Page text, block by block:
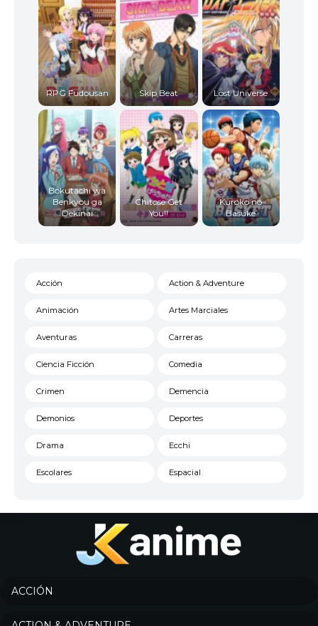
RPG Fudousan Skip Beat Lost Universe
Bokutachi wa
Benkyou ga
Dekinai
Chitose Get
You!!
Kuroko no
Basuke
Acción Action & Adventure
Animación Artes Marciales
Aventuras Carreras
Ciencia Ficción Comedia
Crimen Demencia
Demonios Deportes
Drama Ecchi
Escolares Espacial
Historico
Josei
ACCIÓN